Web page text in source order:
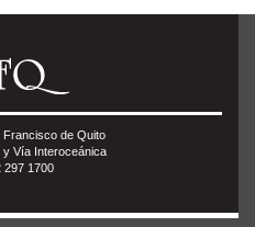
Francisco de Quito
y Vía Interoceánica
297 1700